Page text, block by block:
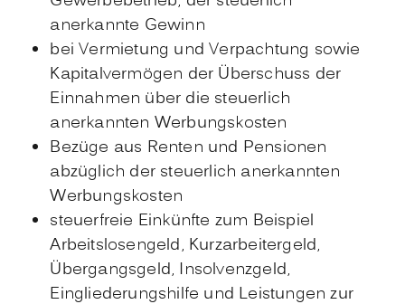
anerkannte Gewinn
bei Vermietung und Verpachtung sowie
Kapitalvermögen der Überschuss der
Einnahmen über die steuerlich
anerkannten Werbungskosten
Bezüge aus Renten und Pensionen
abzüglich der steuerlich anerkannten
Werbungskosten
steuerfreie Einkünfte zum Beispiel
Arbeitslosengeld, Kurzarbeitergeld,
Übergangsgeld, Insolvenzgeld,
Eingliederungshilfe und Leistungen zur